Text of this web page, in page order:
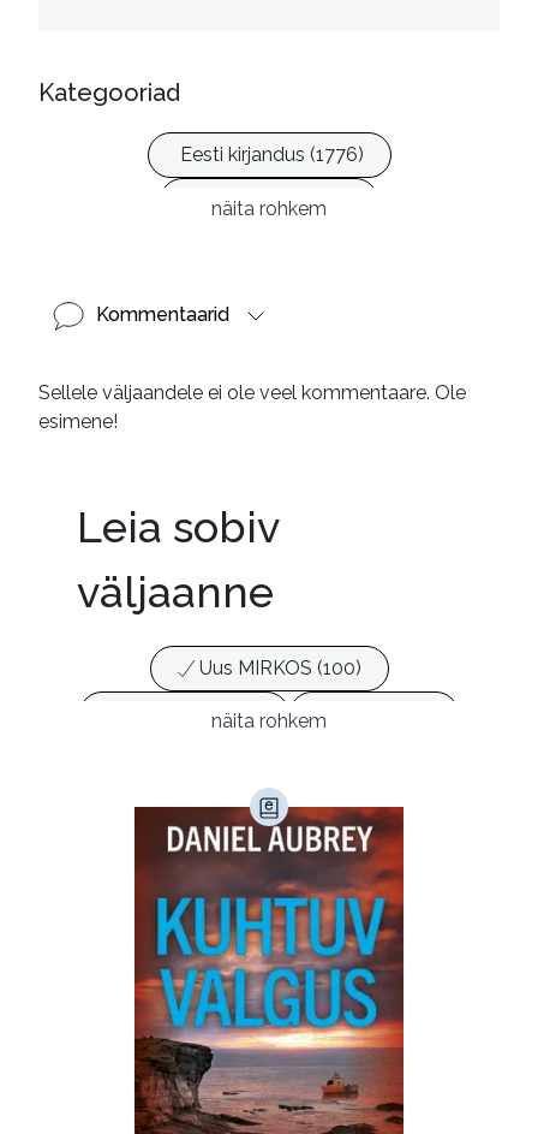
Kategooriad
Eesti kirjandus (1776)
Ilukirjandus (4255)
näita rohkem
Kommentaarid
Sellele väljaandele ei ole veel kommentaare. Ole
esimene!
Leia sobiv
väljaanne
Uus MIRKOS (100)
Populaarsed (25)
Ajakirjad (17)
Armastusromaanid (294)
Audioperioodika
Biograafiad (229)
Eesti kirjandus (1776)
Ettevõtlus (30)
Filoloogia (121)
Filosoofia (148)
Geograafia (65)
Haridus (20)
näita rohkem